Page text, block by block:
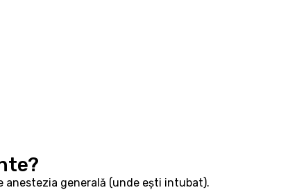
generală (unde ești intubat).